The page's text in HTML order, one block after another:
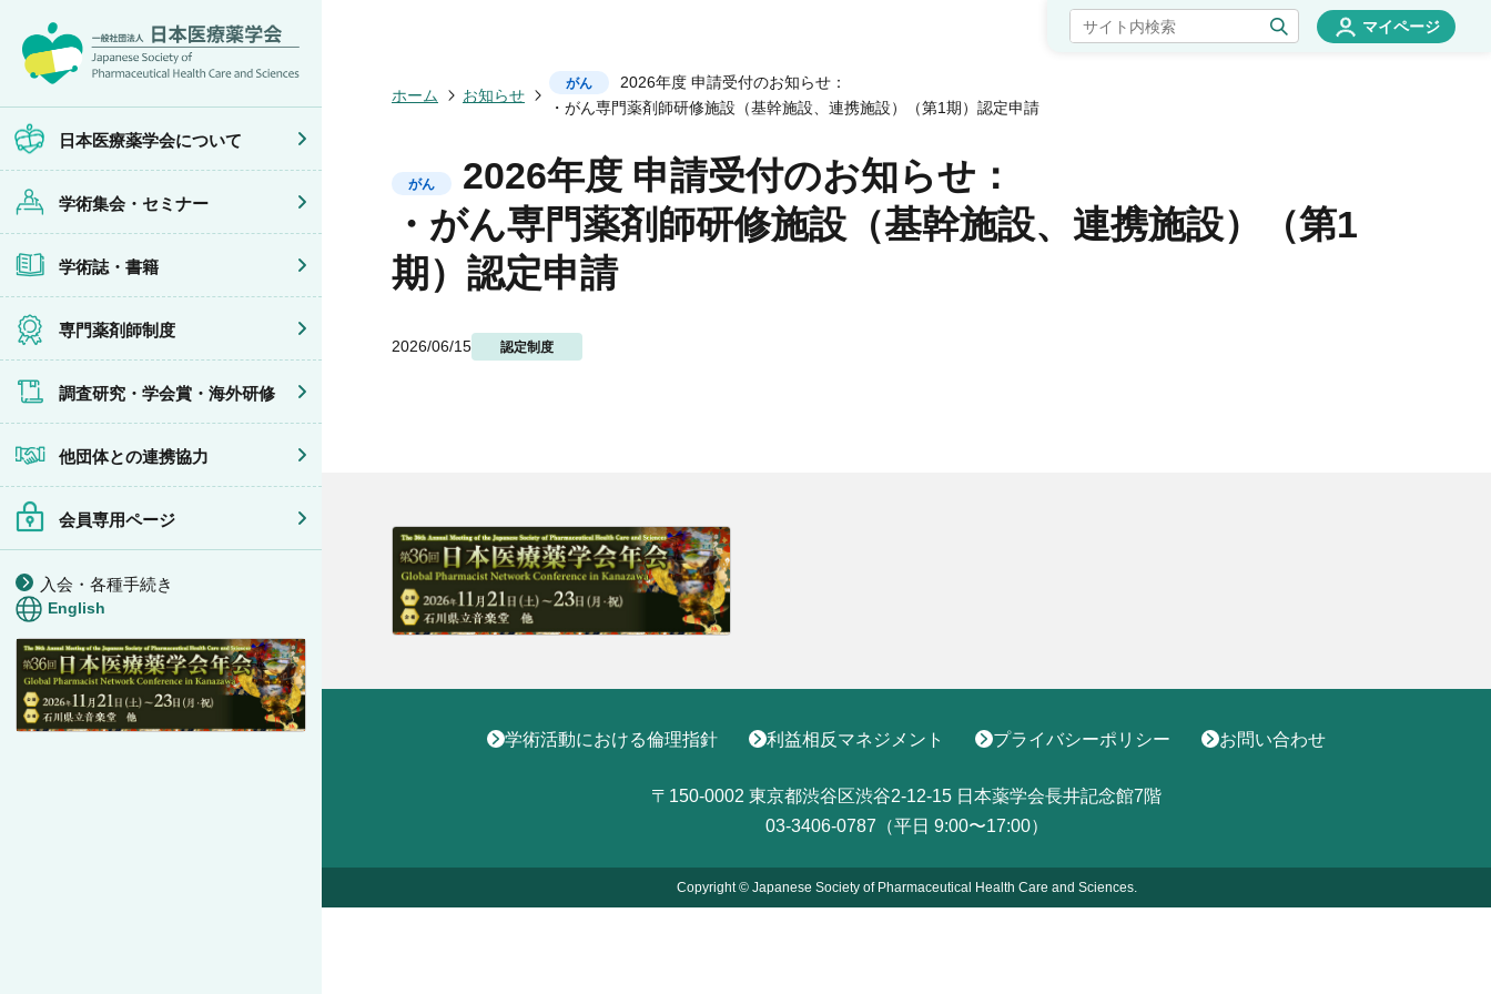
日本医療薬学会について
日本医療薬学会についてトップ
会頭挨拶
組織・名簿
委員会
規程・細則
情報公開
学会概要
薬剤師業務に関する情報提供
学術集会・セミナー
開催予定のイベント一覧
年会
医療薬学公開シンポジウム
臨床研究セミナー
薬物療法集中講義
がん専門薬剤師集中教育講座
がん専門薬剤師全体会議
がん専門薬剤師アドバンスト研修会
症例関連セミナー
学術誌・書籍
JPHCS（英文誌）
専門薬剤師制度
医療薬学専門薬剤師制度
地域薬学ケア専門薬剤師制度
調査研究・学会賞・海外研修
学会賞
他団体との連携協力
他団体との連携協力トップ
イベントの共催・後援
連携協力団体からのお知らせ
会員専用ページ
マイページ
入会・各種手続き
English
マイページ
ホーム お知らせ
がん
2026年度 申請受付のお知らせ：
・がん専門薬剤師研修施設（基幹施設、連携施設）（第1期）認定申請
がん
2026年度 申請受付のお知らせ：
・がん専門薬剤師研修施設（基幹施設、連携施設）（第1
期）認定申請
2026/06/15 認定制度
学術活動における倫理指針 利益相反マネジメント プライバシーポリシー お問い合わせ
〒150-0002 東京都渋谷区渋谷2-12-15 日本薬学会長井記念館7階
03-3406-0787（平日 9:00〜17:00）
Copyright © Japanese Society of Pharmaceutical Health Care and Sciences.